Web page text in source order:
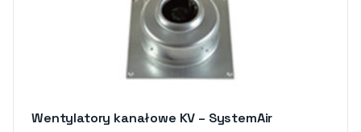
Wentylatory kanałowe KV – SystemAir